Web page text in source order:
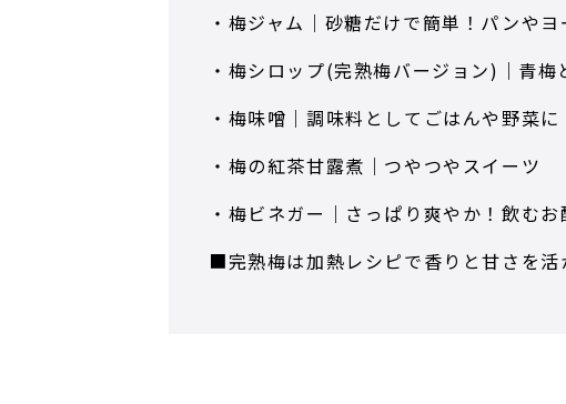
・梅ジャム｜砂糖だけで簡単！パンやヨ
・梅シロップ(完熟梅バージョン)｜青梅
・梅味噌｜調味料としてごはんや野菜に
・梅の紅茶甘露煮｜つやつやスイーツ
・梅ビネガー｜さっぱり爽やか！飲むお
■完熟梅は加熱レシピで香りと甘さを活